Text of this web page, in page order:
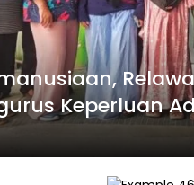
Keperluan